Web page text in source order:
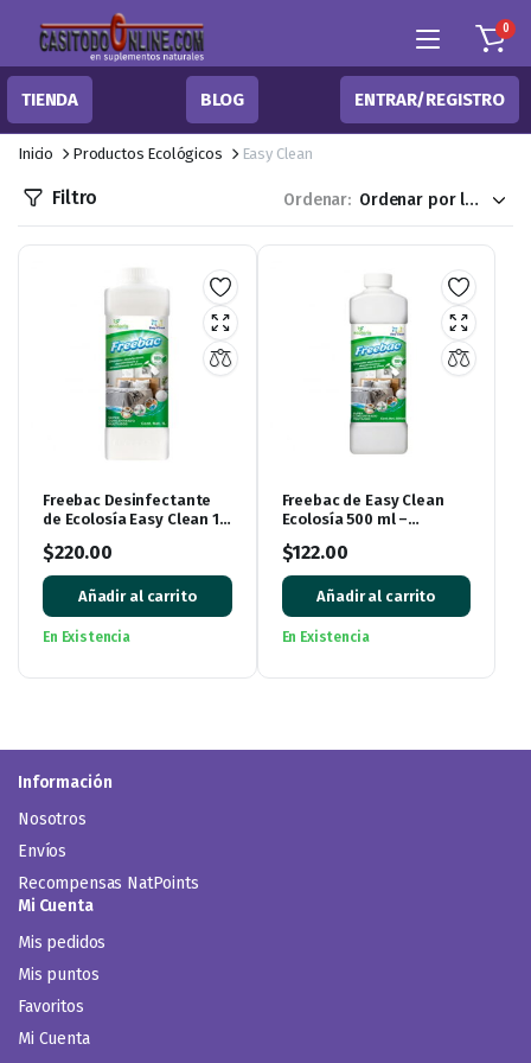
0
TIENDA BLOG ENTRAR/REGISTRO
Inicio Productos Ecológicos Easy Clean
Filtro Ordenar:
Freebac Desinfectante
de Ecolosía Easy Clean 1
$220.00
Añadir al carrito
En Existencia
Freebac de Easy Clean
Ecolosía 500 ml –
Desinfectante
$122.00
Añadir al carrito
En Existencia
Información
Nosotros
Envíos
Recompensas NatPoints
Mi Cuenta
Mis pedidos
Mis puntos
Favoritos
Mi Cuenta